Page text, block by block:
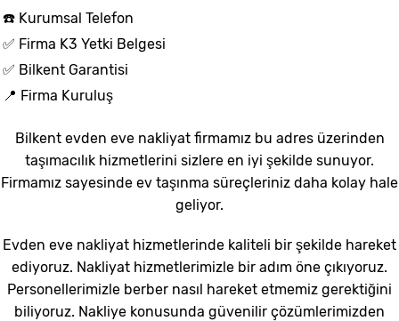
☎️ Kurumsal Telefon
✅ Firma K3 Yetki Belgesi
✅ Bilkent Garantisi
📍 Firma Kuruluş
Bilkent evden eve nakliyat firmamız bu adres üzerinden
taşımacılık hizmetlerini sizlere en iyi şekilde sunuyor.
Firmamız sayesinde ev taşınma süreçleriniz daha kolay hale
geliyor.
Evden eve nakliyat hizmetlerinde kaliteli bir şekilde hareket
ediyoruz. Nakliyat hizmetlerimizle bir adım öne çıkıyoruz.
Personellerimizle berber nasıl hareket etmemiz gerektiğini
biliyoruz. Nakliye konusunda güvenilir çözümlerimizden